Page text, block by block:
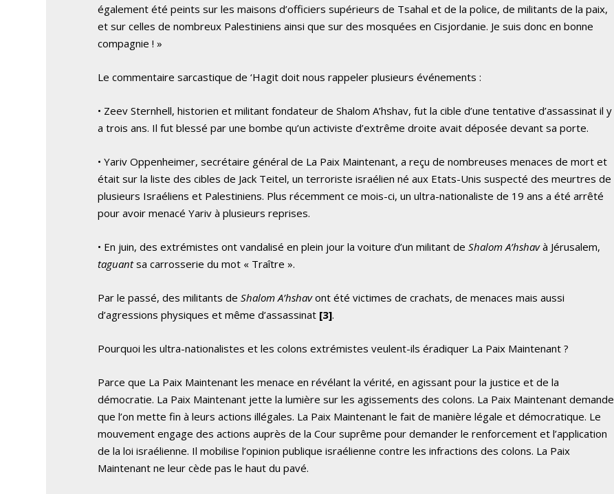
également été peints sur les maisons d’officiers supérieurs de Tsahal et de la police, de militants de la paix,
et sur celles de nombreux Palestiniens ainsi que sur des mosquées en Cisjordanie. Je suis donc en bonne
compagnie ! »
Le commentaire sarcastique de ‘Hagit doit nous rappeler plusieurs événements :
• Zeev Sternhell, historien et militant fondateur de Shalom A’hshav, fut la cible d’une tentative d’assassinat il y
a trois ans. Il fut blessé par une bombe qu’un activiste d’extrême droite avait déposée devant sa porte.
• Yariv Oppenheimer, secrétaire général de La Paix Maintenant, a reçu de nombreuses menaces de mort et
était sur la liste des cibles de Jack Teitel, un terroriste israélien né aux Etats-Unis suspecté des meurtres de
plusieurs Israéliens et Palestiniens. Plus récemment ce mois-ci, un ultra-nationaliste de 19 ans a été arrêté
pour avoir menacé Yariv à plusieurs reprises.
• En juin, des extrémistes ont vandalisé en plein jour la voiture d’un militant deShalom A’hshavà Jérusalem,
taguantsa carrosserie du mot « Traître ».
Par le passé, des militants deShalom A’hshavont été victimes de crachats, de menaces mais aussi
d’agressions physiques et même d’assassinat [3].
Pourquoi les ultra-nationalistes et les colons extrémistes veulent-ils éradiquer La Paix Maintenant ?
Parce que La Paix Maintenant les menace en révélant la vérité, en agissant pour la justice et de la
démocratie. La Paix Maintenant jette la lumière sur les agissements des colons. La Paix Maintenant demande
que l’on mette fin à leurs actions illégales. La Paix Maintenant le fait de manière légale et démocratique. Le
mouvement engage des actions auprès de la Cour suprême pour demander le renforcement et l’application
de la loi israélienne. Il mobilise l’opinion publique israélienne contre les infractions des colons. La Paix
Maintenant ne leur cède pas le haut du pavé.